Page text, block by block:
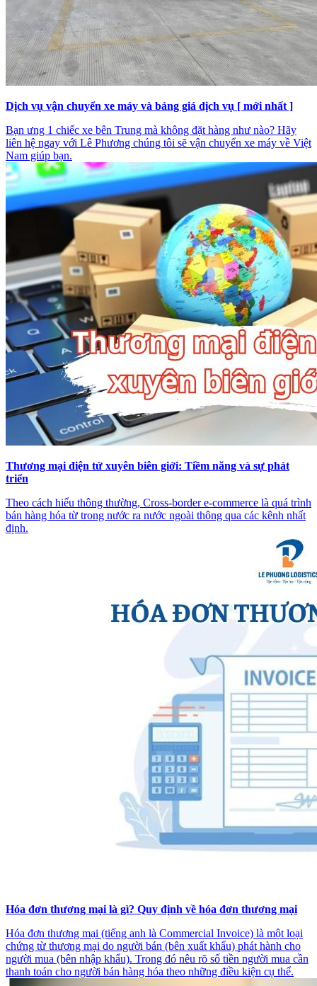
Dịch vụ vận chuyển xe máy và bảng giá dịch vụ [ mới nhất ]
Bạn ưng 1 chiếc xe bên Trung mà không đặt hàng như nào? Hãy
liên hệ ngay với Lê Phương chúng tôi sẽ vận chuyển xe máy về Việt
Nam giúp bạn.
Thương mại điện tử xuyên biên giới: Tiềm năng và sự phát
triển
Theo cách hiểu thông thường, Cross-border e-commerce là quá trình
bán hàng hóa từ trong nước ra nước ngoài thông qua các kênh nhất
định.
Hóa đơn thương mại là gì? Quy định về hóa đơn thương mại
Hóa đơn thương mại (tiếng anh là Commercial Invoice) là một loại
chứng từ thương mại do người bán (bên xuất khẩu) phát hành cho
người mua (bên nhập khẩu). Trong đó nêu rõ số tiền người mua cần
thanh toán cho người bán hàng hóa theo những điều kiện cụ thể.